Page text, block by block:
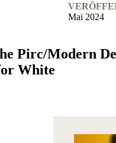
Mai 2024
Pirc/Modern
White